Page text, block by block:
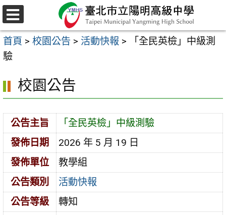
跳
至
主
要
容
區
選
單
首頁 > 校園公告 > 活動快報 >
「全民英檢」中級測
驗
校園公告
公告主旨
「全民英檢」中級測驗
發佈日期
2026 年 5 月 19 日
發佈單位
教學組
公告類別
活動快報
公告等級
轉知